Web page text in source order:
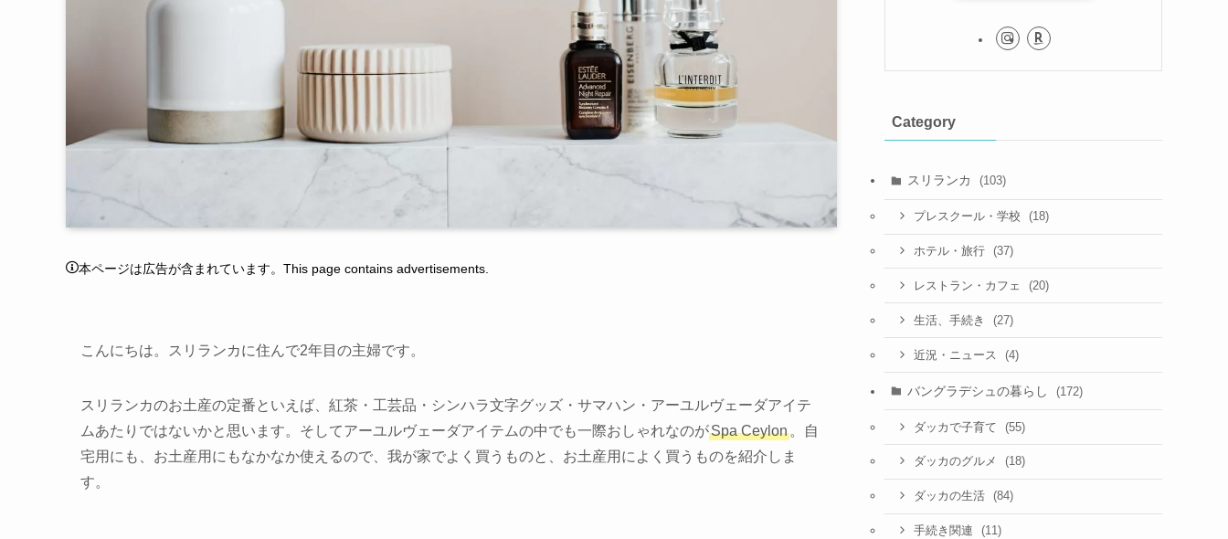
本ページは広告が含まれています。This page contains advertisements.
こんにちは。スリランカに住んで2年目の主婦です。
スリランカのお土産の定番といえば、紅茶・工芸品・シンハラ文字グッズ・サマハン・アーユルヴェーダアイテ
ムあたりではないかと思います。そしてアーユルヴェーダアイテムの中でも一際おしゃれなのがSpa Ceylon 。自
宅用にも、お土産用にもなかなか使えるので、我が家でよく買うものと、お土産用によく買うものを紹介しま
す。
Category
スリランカ (103)
プレスクール・学校 (18)
ホテル・旅行 (37)
レストラン・カフェ (20)
生活、手続き (27)
近況・ニュース (4)
バングラデシュの暮らし (172)
ダッカで子育て (55)
ダッカのグルメ (18)
ダッカの生活 (84)
手続き関連 (11)